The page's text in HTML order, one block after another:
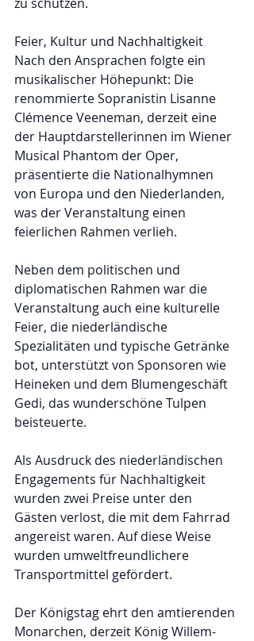
Feier, Kultur und Nachhaltigkeit
Nach den Ansprachen folgte ein
musikalischer Höhepunkt: Die
renommierte Sopranistin Lisanne
Clémence Veeneman, derzeit eine
der Hauptdarstellerinnen im Wiener
Musical Phantom der Oper,
präsentierte die Nationalhymnen
von Europa und den Niederlanden,
was der Veranstaltung einen
feierlichen Rahmen verlieh.
Neben dem politischen und
diplomatischen Rahmen war die
Veranstaltung auch eine kulturelle
Feier, die niederländische
Spezialitäten und typische Getränke
bot, unterstützt von Sponsoren wie
Heineken und dem Blumengeschäft
Gedi, das wunderschöne Tulpen
beisteuerte.
Als Ausdruck des niederländischen
Engagements für Nachhaltigkeit
wurden zwei Preise unter den
Gästen verlost, die mit dem Fahrrad
angereist waren. Auf diese Weise
wurden umweltfreundlichere
Transportmittel gefördert.
Der Königstag ehrt den amtierenden
Monarchen, derzeit König Willem-